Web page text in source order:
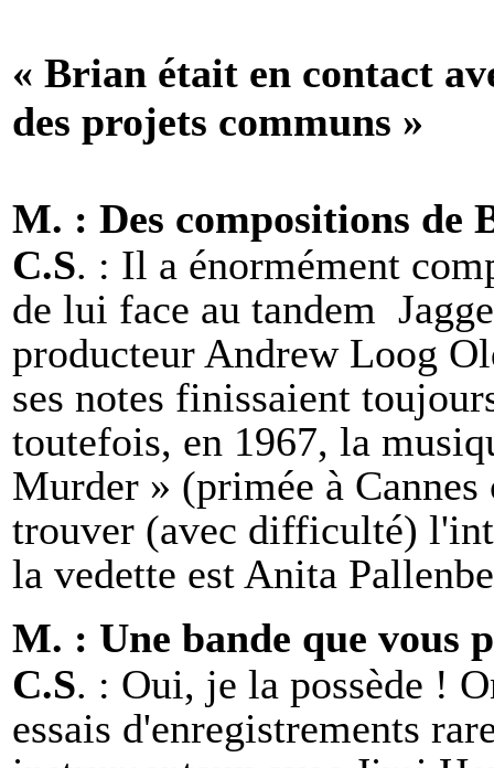
« Brian était en contact
des projets communs »
M. : Des compositions de
C.S. : Il a énormément
de lui face au tandem
producteur Andrew Loog
ses notes finissaient
toutefois, en 1967, la
Murder » (primée à
trouver (avec difficulté)
la vedette est Anita
M. : Une bande que vous
C.S. : Oui, je la possède !
essais d'enregistrements